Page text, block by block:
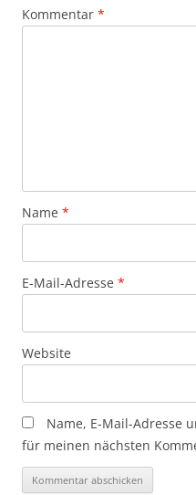
Kommentar *
Name *
E-Mail-Adresse *
Website
Name, E-Mail-Adresse
für meinen nächsten